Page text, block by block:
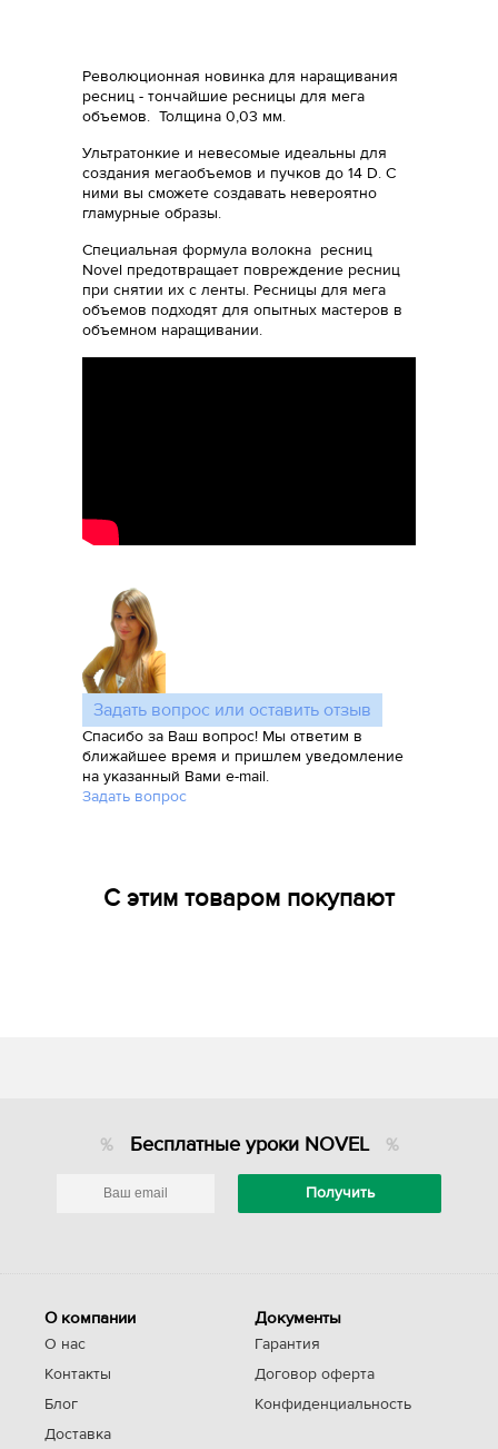
Революционная новинка для наращивания
ресниц - тончайшие ресницы для мега
объемов. Толщина 0,03 мм.
Ультратонкие и невесомые идеальны для
создания мегаобъемов и пучков до 14 D. С
ними вы сможете создавать невероятно
гламурные образы.
Специальная формула волокна ресниц
Novel предотвращает повреждение ресниц
при снятии их с ленты. Ресницы для мега
объемов подходят для опытных мастеров в
объемном наращивании.
Задать вопрос или оставить отзыв
Спасибо за Ваш вопрос! Мы ответим в
ближайшее время и пришлем уведомление
на указанный Вами e-mail.
Задать вопрос
С этим товаром покупают
Бесплатные уроки NOVEL
О компании
О нас
Контакты
Блог
Доставка
Документы
Гарантия
Договор оферта
Конфиденциальность